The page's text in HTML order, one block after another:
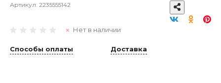
Артикул: 2235555142
Нет в наличии
Способы оплаты Доставка